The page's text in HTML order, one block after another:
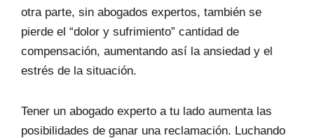
otra parte, sin abogados expertos, también se
pierde el “dolor y sufrimiento” cantidad de
compensación, aumentando así la ansiedad y el
estrés de la situación.
Tener un abogado experto a tu lado aumenta las
posibilidades de ganar una reclamación. Luchando